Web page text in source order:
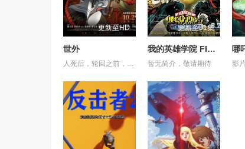
更新至HD
世外
人死后，轮回之前，亡魂会来到一处奇异之地——“世外”。灵守日复一日引领亡魂去投胎，直至一天，灵守小鬼遇上了不愿转世的小妹，让不懂人类情感的小鬼看到了不再一样的“世外”。 在带领小妹转世的路途上，小鬼揭示了她前世的遗憾，亦触发了难以逆转的诅咒——若小妹完全被忿恨支配，不论世外、人间，将与她一同灰飞烟灭…… 为了小妹，小鬼得到天女的允许，与武功高强的黑天踏上横跨千年的征途，纵然在路上危机四伏，他仍不惜多次舍身相救，只为了小妹能忘记过去的伤痛，并原谅自己，一身轻盈，走上轮回转世之路……
更新至01集
我的英雄学院 FINAL SEASON 特别篇
暂无简介，敬请期待
哪